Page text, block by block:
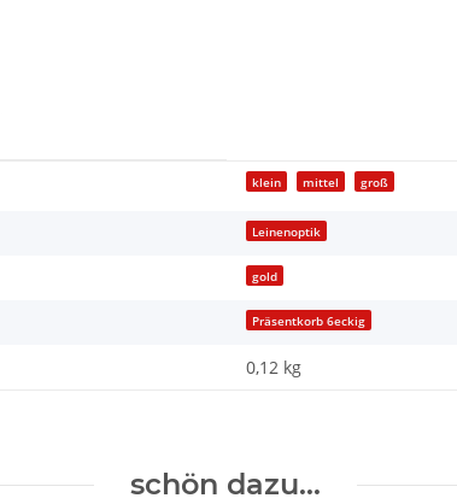
klein mittel groß
Leinenoptik
gold
Präsentkorb 6eckig
0,12 kg
schön dazu...